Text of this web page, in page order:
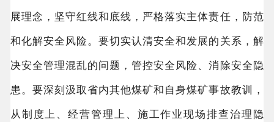
展理念，坚守红线和底线，严格落实主体责任，防范
和化解安全风险。要切实认清安全和发展的关系，解
决安全管理混乱的问题，管控安全风险、消除安全隐
患。要深刻汲取省内其他煤矿和自身煤矿事故教训，
从制度上、经营管理上、施工作业现场排查治理隐